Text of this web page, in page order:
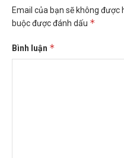
Email của bạn sẽ không được
buộc được đánh dấu *
Bình luận *